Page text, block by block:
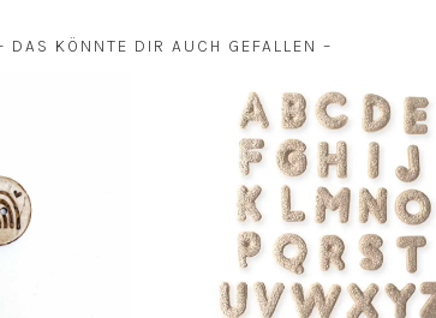
DAS KÖNNTE DIR AUCH GEFALLEN –